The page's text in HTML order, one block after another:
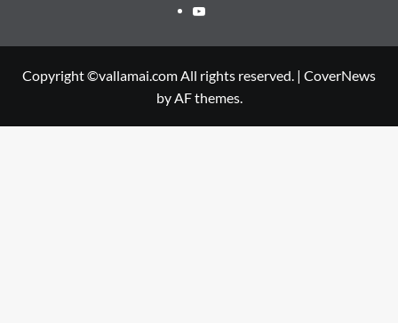
Youtube
Copyright ©vallamai.com All rights reserved. | CoverNews
by AF themes.